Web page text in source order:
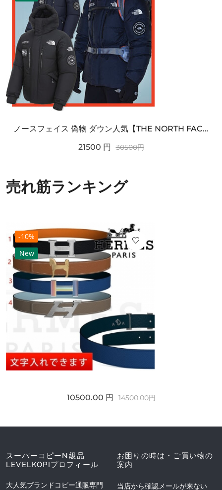
ノースフェイス 偽物 ダウン人気【THE NORTH FACE】M'S 7 SUMMIT HIM...
21500 円 30500円
売れ筋ランキング
-10%
New
10500.00 円 14500.00円
スーパーコピーN級品
LEVELKOPIプロフィール
大人気ブランドコピー通販専門
お困りの時は・ご買い物の
案内
当店から確認メールが来ない